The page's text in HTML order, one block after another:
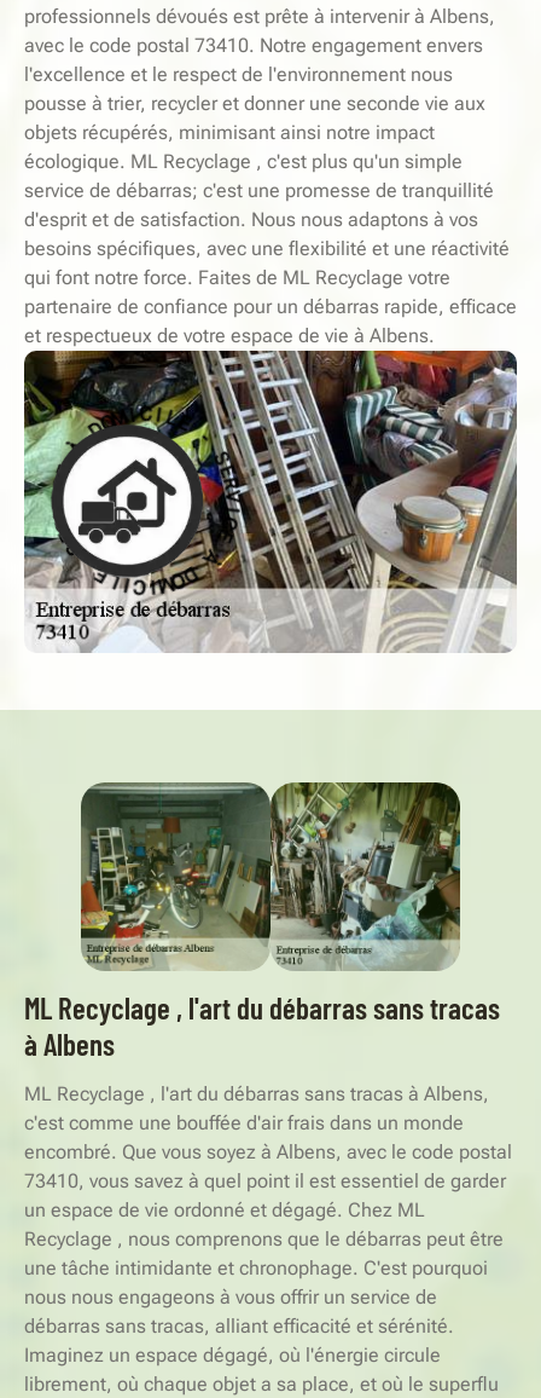
professionnels dévoués est prête à intervenir à Albens,
avec le code postal 73410. Notre engagement envers
l'excellence et le respect de l'environnement nous
pousse à trier, recycler et donner une seconde vie aux
objets récupérés, minimisant ainsi notre impact
écologique. ML Recyclage , c'est plus qu'un simple
service de débarras; c'est une promesse de tranquillité
d'esprit et de satisfaction. Nous nous adaptons à vos
besoins spécifiques, avec une flexibilité et une réactivité
qui font notre force. Faites de ML Recyclage votre
partenaire de confiance pour un débarras rapide, efficace
et respectueux de votre espace de vie à Albens.
S
E
R
V
I
C
E
À
D
O
M
ICILE - SER
V
I
C
E
À
D
O
M
I
C
I
L
E
-
ML Recyclage , l'art du débarras sans tracas
à Albens
ML Recyclage , l'art du débarras sans tracas à Albens,
c'est comme une bouffée d'air frais dans un monde
encombré. Que vous soyez à Albens, avec le code postal
73410, vous savez à quel point il est essentiel de garder
un espace de vie ordonné et dégagé. Chez ML
Recyclage , nous comprenons que le débarras peut être
une tâche intimidante et chronophage. C'est pourquoi
nous nous engageons à vous offrir un service de
débarras sans tracas, alliant efficacité et sérénité.
Imaginez un espace dégagé, où l'énergie circule
librement, où chaque objet a sa place, et où le superflu